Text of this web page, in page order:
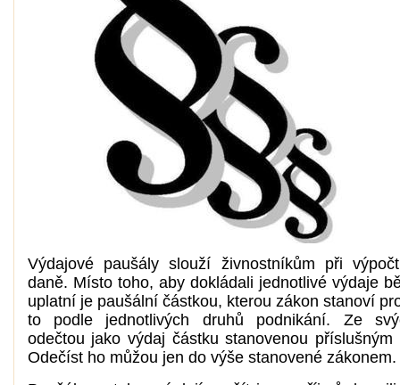
Výdajové paušály slouží živnostníkům při
daně. Místo toho, aby dokládali jednotlivé výdaje
uplatní je paušální částkou, kterou zákon stanoví
to podle jednotlivých druhů podnikání. Ze
odečtou jako výdaj částku stanovenou příslušným
Odečíst ho můžou jen do výše stanovené zákonem.